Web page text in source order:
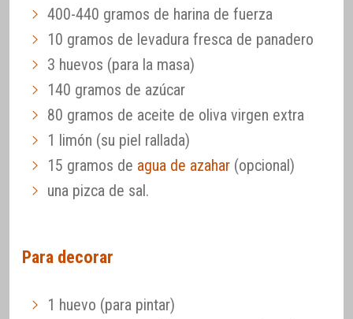
400-440 gramos de harina de fuerza
10 gramos de levadura fresca de panadero
3 huevos (para la masa)
140 gramos de azúcar
80 gramos de aceite de oliva virgen extra
1 limón (su piel rallada)
15 gramos de agua de azahar (opcional)
una pizca de sal.
Para decorar
1 huevo (para pintar)